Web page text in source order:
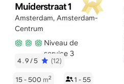
Muiderstraat 1
Amsterdam, Amsterdam-
Centrum
Niveau de
service 3
4.9/5 (12)
15 - 500 m2 1 - 55